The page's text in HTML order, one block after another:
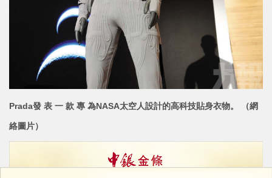
Prada發 表 一 款 專 為NASA太空人設計的高科技貼身衣物。 （網
絡圖片）